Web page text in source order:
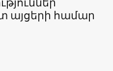
այցերի համար